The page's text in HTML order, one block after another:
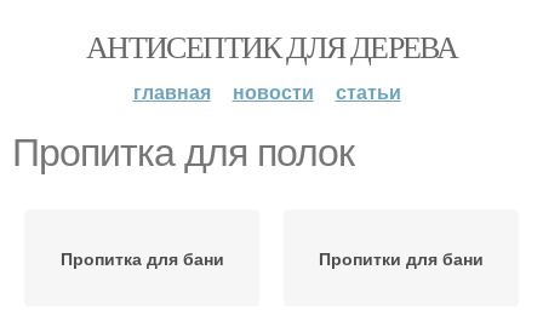
АНТИСЕПТИК ДЛЯ ДЕРЕВА
главная новости статьи
Пропитка для полок
Пропитка для бани Пропитки для бани